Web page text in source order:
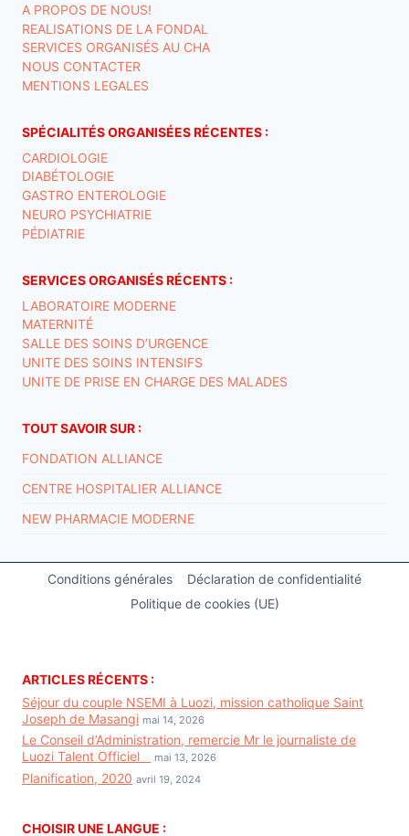
A PROPOS DE NOUS!
REALISATIONS DE LA FONDAL
SERVICES ORGANISÉS AU CHA
NOUS CONTACTER
MENTIONS LEGALES
SPÉCIALITÉS ORGANISÉES RÉCENTES :
CARDIOLOGIE
DIABÉTOLOGIE
GASTRO ENTEROLOGIE
NEURO PSYCHIATRIE
PÉDIATRIE
SERVICES ORGANISÉS RÉCENTS :
LABORATOIRE MODERNE
MATERNITÉ
SALLE DES SOINS D’URGENCE
UNITE DES SOINS INTENSIFS
UNITE DE PRISE EN CHARGE DES MALADES
TOUT SAVOIR SUR :
FONDATION ALLIANCE
CENTRE HOSPITALIER ALLIANCE
NEW PHARMACIE MODERNE
Conditions générales
Déclaration de confidentialité
Politique de cookies (UE)
ARTICLES RÉCENTS :
Séjour du couple NSEMI à Luozi, mission catholique Saint
Joseph de Masangi mai 14, 2026
Le Conseil d’Administration, remercie Mr le journaliste de
Luozi Talent Officiel
mai 13, 2026
Planification, 2020 avril 19, 2024
CHOISIR UNE LANGUE :